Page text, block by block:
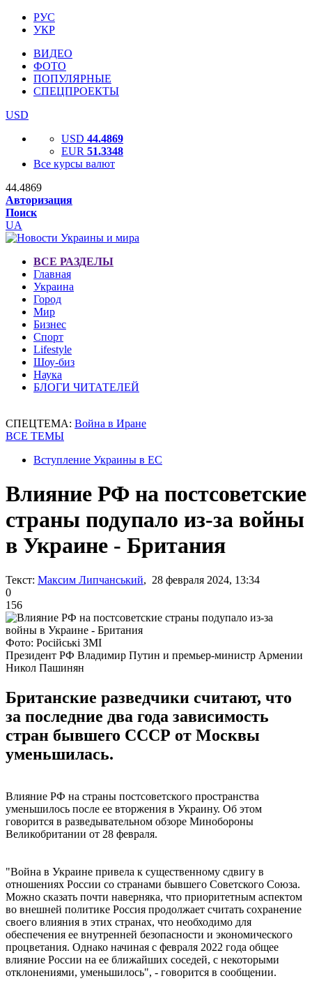
РУС
УКР
ВИДЕО
ФОТО
ПОПУЛЯРНЫЕ
СПЕЦПРОЕКТЫ
USD
USD 44.4869
EUR 51.3348
Все курсы валют
44.4869
Авторизация
Поиск
UA
ВСЕ РАЗДЕЛЫ
Главная
Украина
Город
Мир
Бизнес
Спорт
Lifestyle
Шоу-биз
Наука
БЛОГИ ЧИТАТЕЛЕЙ
СПЕЦТЕМА: Война в Иране
ВСЕ ТЕМЫ
Вступление Украины в ЕС
Влияние РФ на постсоветские
страны подупало из-за войны
в Украине - Британия
Текст: Максим Липчанський, 28 февраля 2024, 13:34
0
156
Фото: Російські ЗМІ
Президент РФ Владимир Путин и премьер-министр Армении
Никол Пашинян
Британские разведчики считают, что
за последние два года зависимость
стран бывшего СССР от Москвы
уменьшилась.
Влияние РФ на страны постсоветского пространства
уменьшилось после ее вторжения в Украину. Об этом
говорится в разведывательном обзоре Минобороны
Великобритании от 28 февраля.
"Война в Украине привела к существенному сдвигу в
отношениях России со странами бывшего Советского Союза.
Можно сказать почти наверняка, что приоритетным аспектом
во внешней политике Россия продолжает считать сохранение
своего влияния в этих странах, что необходимо для
обеспечения ее внутренней безопасности и экономического
процветания. Однако начиная с февраля 2022 года общее
влияние России на ее ближайших соседей, с некоторыми
отклонениями, уменьшилось", - говорится в сообщении.